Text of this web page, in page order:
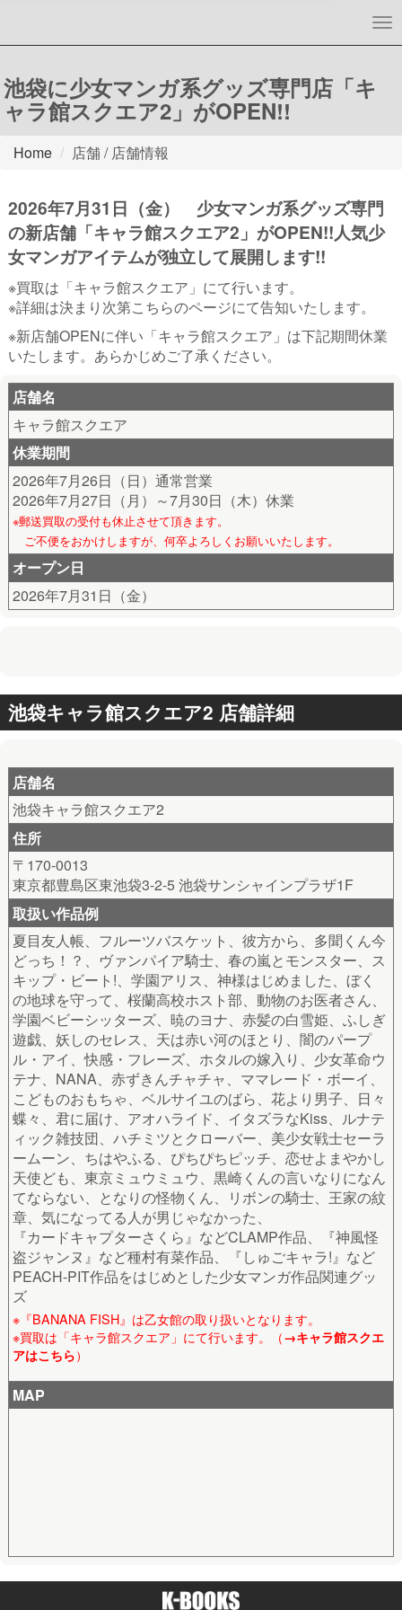
池袋に少女マンガ系グッズ専門店「キ
ャラ館スクエア2」がOPEN!!
Home 店舗 / 店舗情報
2026年7月31日（金） 少女マンガ系グッズ専門
の新店舗「キャラ館スクエア2」がOPEN!!人気少
女マンガアイテムが独立して展開します!!
※買取は「キャラ館スクエア」にて行います。
※詳細は決まり次第こちらのページにて告知いたします。
※新店舗OPENに伴い「キャラ館スクエア」は下記期間休業
いたします。あらかじめご了承ください。
店舗名
キャラ館スクエア
休業期間
2026年7月26日（日）通常営業
2026年7月27日（月）～7月30日（木）休業
※郵送買取の受付も休止させて頂きます。
ご不便をおかけしますが、何卒よろしくお願いいたします。
オープン日
2026年7月31日（金）
池袋キャラ館スクエア2 店舗詳細
店舗名
池袋キャラ館スクエア2
住所
〒170-0013
東京都豊島区東池袋3-2-5 池袋サンシャインプラザ1F
取扱い作品例
夏目友人帳、フルーツバスケット、彼方から、多聞くん今
どっち！？、ヴァンパイア騎士、春の嵐とモンスター、ス
キップ・ビート!、学園アリス、神様はじめました、ぼく
の地球を守って、桜蘭高校ホスト部、動物のお医者さん、
学園ベビーシッターズ、暁のヨナ、赤髪の白雪姫、ふしぎ
遊戯、妖しのセレス、天は赤い河のほとり、闇のパープ
ル・アイ、快感・フレーズ、ホタルの嫁入り、少女革命ウ
テナ、NANA、赤ずきんチャチャ、ママレード・ボーイ、
こどものおもちゃ、ベルサイユのばら、花より男子、日々
蝶々、君に届け、アオハライド、イタズラなKiss、ルナテ
ィック雑技団、ハチミツとクローバー、美少女戦士セーラ
ームーン、ちはやふる、ぴちぴちピッチ、恋せよまやかし
天使ども、東京ミュウミュウ、黒崎くんの言いなりになん
てならない、となりの怪物くん、リボンの騎士、王家の紋
章、気になってる人が男じゃなかった、
『カードキャプターさくら』などCLAMP作品、『神風怪
盗ジャンヌ』など種村有菜作品、『しゅごキャラ!』など
PEACH-PIT作品をはじめとした少女マンガ作品関連グッ
ズ
※『BANANA FISH』は乙女館の取り扱いとなります。
※買取は「キャラ館スクエア」にて行います。（→キャラ館スクエ
アはこちら）
MAP